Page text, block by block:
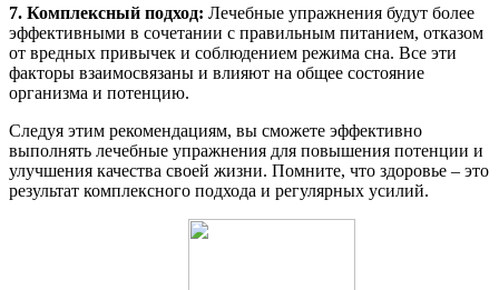
7. Комплексный подход: Лечебные упражнения будут более
эффективными в сочетании с правильным питанием, отказом
от вредных привычек и соблюдением режима сна. Все эти
факторы взаимосвязаны и влияют на общее состояние
организма и потенцию.
Следуя этим рекомендациям, вы сможете эффективно
выполнять лечебные упражнения для повышения потенции и
улучшения качества своей жизни. Помните, что здоровье – это
результат комплексного подхода и регулярных усилий.